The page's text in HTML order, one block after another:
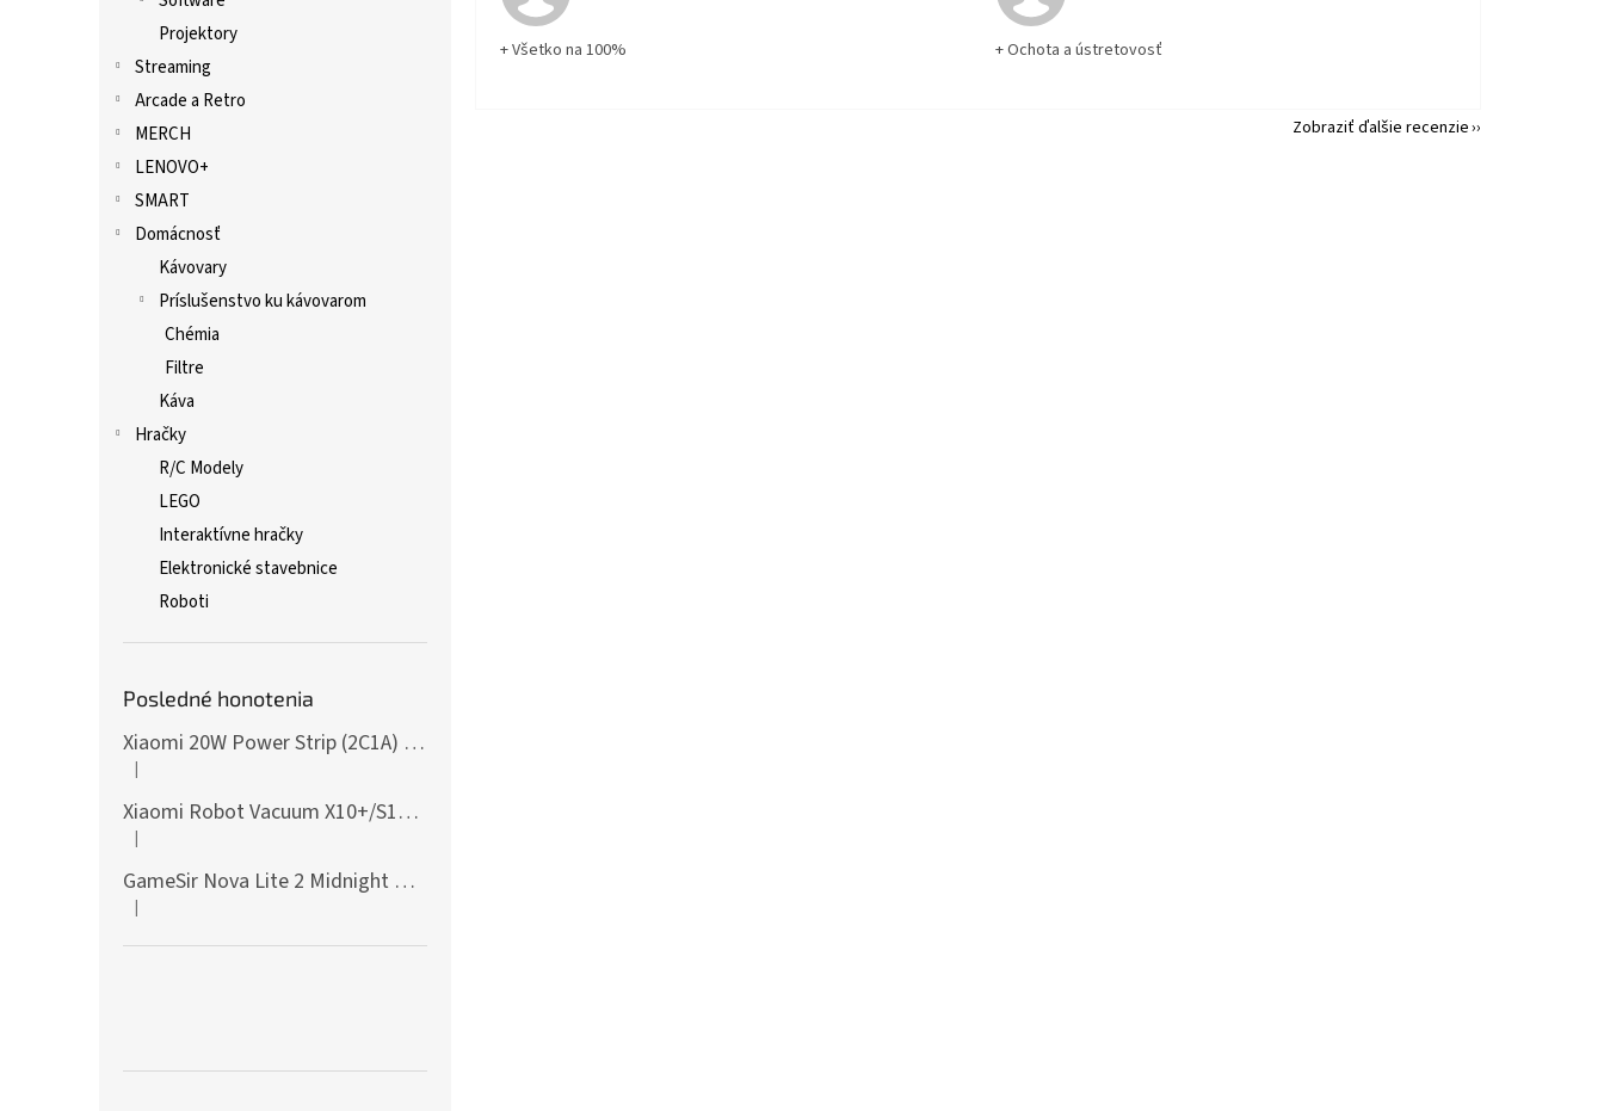
Projektory
Streaming
Arcade a Retro
MERCH
LENOVO+
SMART
Domácnosť
Kávovary
Príslušenstvo ku kávovarom
Chémia
Filtre
Káva
Hračky
R/C Modely
LEGO
Interaktívne hračky
Elektronické stavebnice
Roboti
Posledné honotenia
Xiaomi 20W Power Strip (2C1A) EU
Hodnotenie produktu je 5 z 5 hviezdičiek.
|
Xiaomi Robot Vacuum X10+/S10+/X10/X20+ Side Brush
Hodnotenie produktu je 5 z 5 hviezdičiek.
|
GameSir Nova Lite 2 Midnight Gray
Hodnotenie produktu je 5 z 5 hviezdičiek.
|
+ Všetko na 100% + Ochota a ústretovosť
Zobraziť ďalšie recenzie